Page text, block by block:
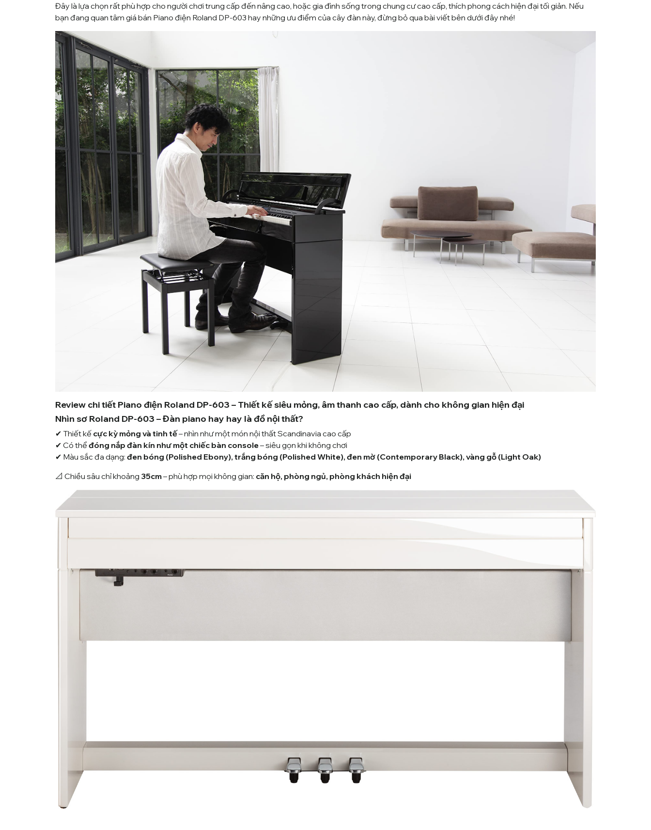
Đây là lựa chọn rất phù hợp cho người chơi trung cấp đến nâng cao, hoặc gia đình sống trong chung cư cao cấp, thích phong cách hiện đại tối giản. Nếu
bạn đang quan tâm giá bán Piano điện Roland DP-603 hay những ưu điểm của cây đàn này, đừng bỏ qua bài viết bên dưới đây nhé!
Review chi tiết Piano điện Roland DP-603 – Thiết kế siêu mỏng, âm thanh cao cấp, dành cho không gian hiện đại
Nhìn sơ Roland DP-603 – Đàn piano hay hay là đồ nội thất?
✔ Thiết kế cực kỳ mỏng và tinh tế– nhìn như một món nội thất Scandinavia cao cấp
✔ Có thể đóng nắp đàn kín như một chiếc bàn console– siêu gọn khi không chơi
✔ Màu sắc đa dạng: đen bóng (Polished Ebony), trắng bóng (Polished White), đen mờ (Contemporary Black), vàng gỗ (Light Oak)
📐 Chiều sâu chỉ khoảng 35cm– phù hợp mọi không gian: căn hộ, phòng ngủ, phòng khách hiện đại